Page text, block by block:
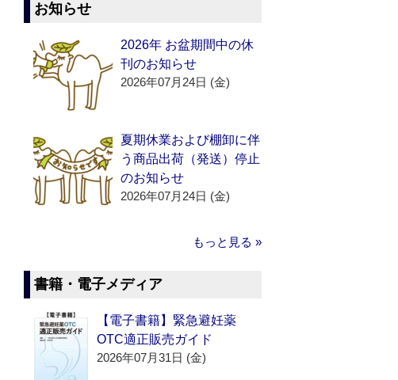
お知らせ
2026年 お盆期間中の休
刊のお知らせ
2026年07月24日 (金)
夏期休業および棚卸に伴
う商品出荷（発送）停止
のお知らせ
2026年07月24日 (金)
もっと見る »
書籍・電子メディア
【電子書籍】緊急避妊薬
OTC適正販売ガイド
2026年07月31日 (金)